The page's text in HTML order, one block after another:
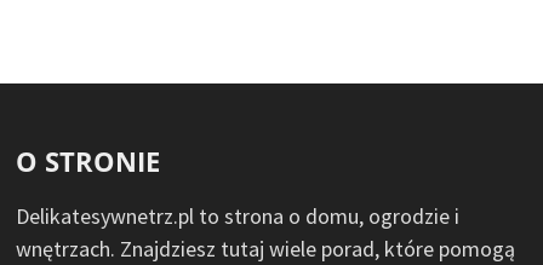
O STRONIE
Delikatesywnetrz.pl to strona o domu, ogrodzie i
wnętrzach. Znajdziesz tutaj wiele porad, które pomogą